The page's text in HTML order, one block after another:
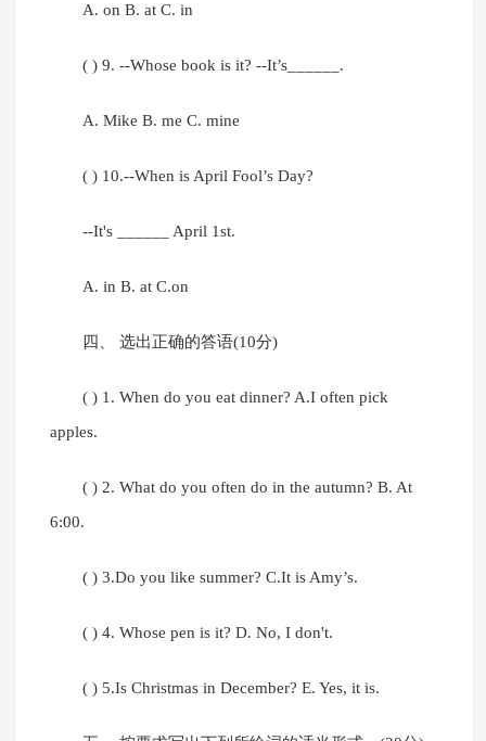
A. on B. at C. in
( ) 9. --Whose book is it? --It’s______.
A. Mike B. me C. mine
( ) 10.--When is April Fool’s Day?
--It's ______ April 1st.
A. in B. at C.on
四、 选出正确的答语(10分)
( ) 1. When do you eat dinner? A.I often pick
apples.
( ) 2. What do you often do in the autumn? B. At
6:00.
( ) 3.Do you like summer? C.It is Amy’s.
( ) 4. Whose pen is it? D. No, I don't.
( ) 5.Is Christmas in December? E. Yes, it is.